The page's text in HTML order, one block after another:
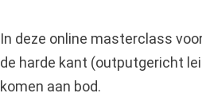
In deze online masterclass
de harde kant (outputgericht
komen aan bod.